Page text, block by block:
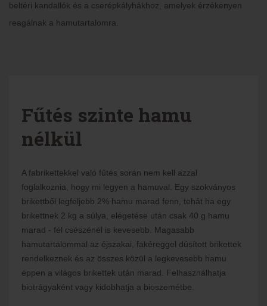
beltéri kandallók és a cserépkályhákhoz, amelyek érzékenyen
reagálnak a hamutartalomra.
Fűtés szinte hamu
nélkül
A fabrikettekkel való fűtés során nem kell azzal
foglalkoznia, hogy mi legyen a hamuval. Egy szokványos
brikettből legfeljebb 2% hamu marad fenn, tehát ha egy
brikettnek 2 kg a súlya, elégetése után csak 40 g hamu
marad - fél csészénél is kevesebb. Magasabb
hamutartalommal az éjszakai, fakéreggel dúsított brikettek
rendelkeznek és az összes közül a legkevesebb hamu
éppen a világos brikettek után marad. Felhasználhatja
biotrágyaként vagy kidobhatja a bioszemétbe.